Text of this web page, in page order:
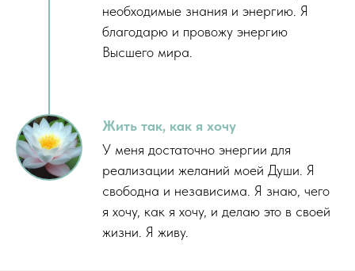
необходимые знания и энергию. Я
благодарю и провожу энергию
Высшего мира.
Жить так, как я хочу
У меня достаточно энергии для
реализации желаний моей Души. Я
свободна и независима. Я знаю, чего
я хочу, как я хочу, и делаю это в своей
жизни. Я живу.